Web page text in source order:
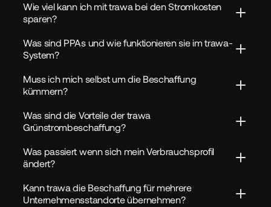
Wie viel kann ich mit trawa bei den Stromkosten
sparen?
Was sind PPAs und wie funktionieren sie im trawa-
System?
Muss ich mich selbst um die Beschaffung
kümmern?
Was sind die Vorteile der trawa
Grünstrombeschaffung?
Was passiert wenn sich mein Verbrauchsprofil
ändert?
Kann trawa die Beschaffung für mehrere
Unternehmensstandorte übernehmen?